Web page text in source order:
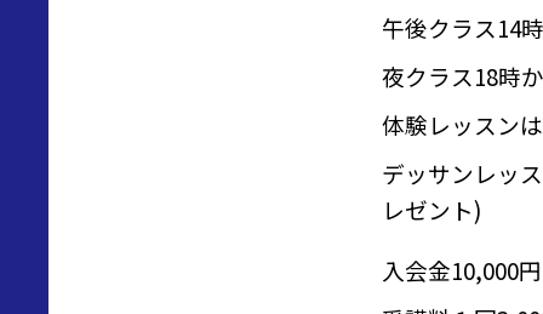
午後クラス14
夜クラス18時
体験レッスン
デッサンレッ
レゼント)
入会金10,000円